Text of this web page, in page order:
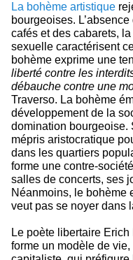
La bohème artistique
bourgeoises.
cafés et des cabarets,
sexuelle caractérisent
bohème exprime une
liberté contre les
débauche contre une
Traverso. La bohème
développement de la
domination bourgeoise.
mépris aristocratique
dans les quartiers
forme une contre-
salles de concerts, ses
Néanmoins, le bohème
veut pas se noyer dans
Le poète libertaire
forme un modèle de